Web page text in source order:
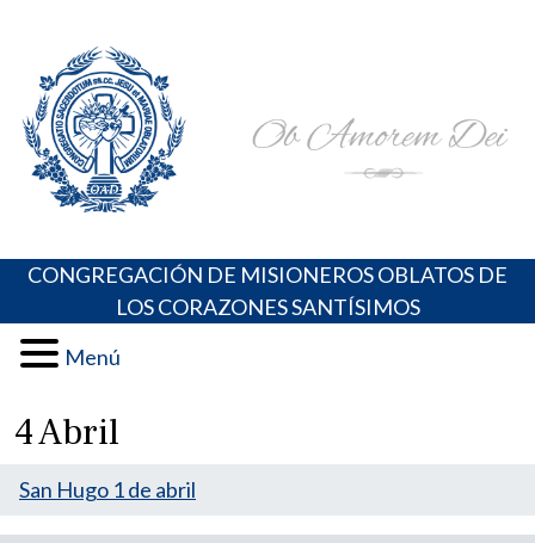
content
Portal de los Padres Oblatos. Advocaciones Marianas,
Oraciones, Música religiosa y más
CONGREGACIÓN DE MISIONEROS OBLATOS DE
LOS CORAZONES SANTÍSIMOS
Menú
4 Abril
San Hugo 1 de abril